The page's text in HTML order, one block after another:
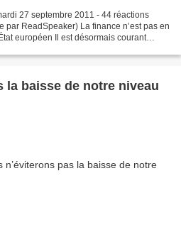
27 septembre 2011 - 44 réactions
par ReadSpeaker) La finance n’est pas en
européen Il est désormais courant
la baisse de notre niveau